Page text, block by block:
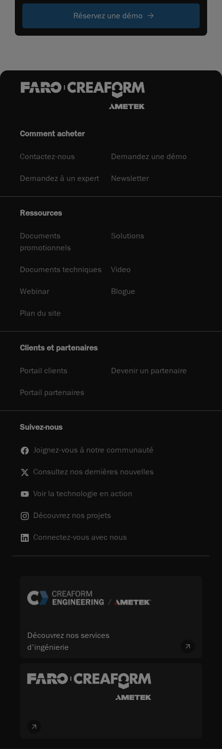
Réservez une démo
Comment acheter
Contactez-nous Demandez une démo
Demandez à un expert Newsletter
Ressources
Documents
promotionnels
Solutions
Documents techniques Video
Webinar Blogue
Plan du site
Clients et partenaires
Portail clients Devenir un partenaire
Portail partenaires
Suivez-nous
Joignez-vous à notre communauté
Consultez nos dernières nouvelles
Voir la technologie en action
Découvrez nos projets
Connectez-vous avec nous
Découvrez nos services
d'ingénierie